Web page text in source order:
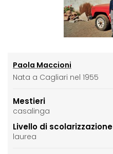
Paola Maccioni
Nata a Cagliari nel 1955
Mestieri
casalinga
Livello di scolarizzazione
laurea